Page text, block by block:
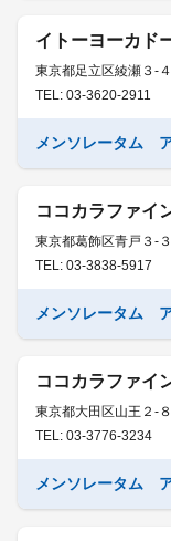
イトーヨーカド
東京都足立区綾瀬３-
TEL: 03-3620-2911
メンソレータム
ココカラファイ
東京都葛飾区青戸３-
TEL: 03-3838-5917
メンソレータム
ココカラファイ
東京都大田区山王２-
TEL: 03-3776-3234
メンソレータム